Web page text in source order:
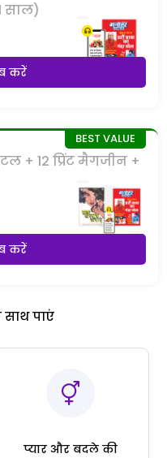
साल)
करें
+ 12 प्रिंट मैगजीन +
करें
पाएं
प्यार और बदले की